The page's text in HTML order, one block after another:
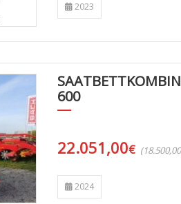
2023
600
22.051,00€
2024